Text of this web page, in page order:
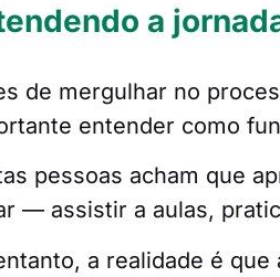
a
de mergulhar no
entender como
pessoas acham que
— assistir a aulas,
a realidade é